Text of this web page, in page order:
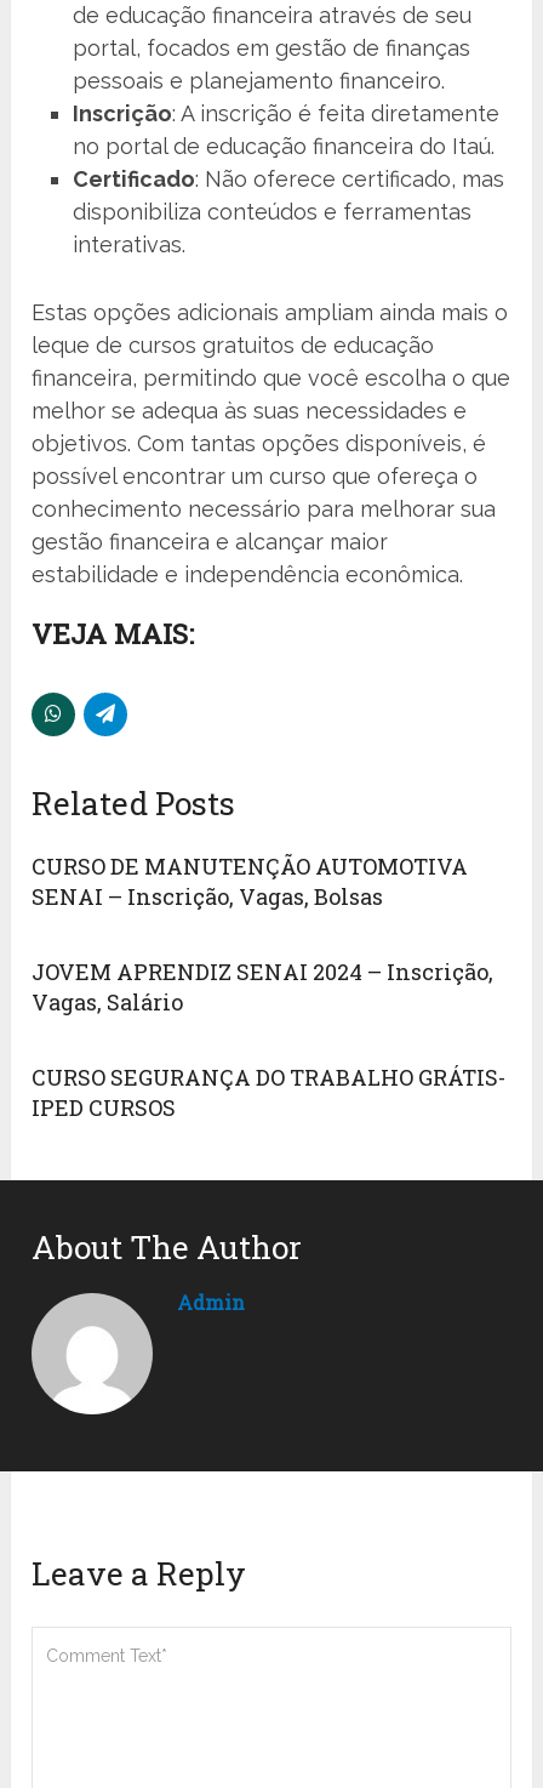
de educação financeira através de seu
portal, focados em gestão de finanças
pessoais e planejamento financeiro.
Inscrição: A inscrição é feita diretamente
no portal de educação financeira do Itaú.
Certificado: Não oferece certificado, mas
disponibiliza conteúdos e ferramentas
interativas.
Estas opções adicionais ampliam ainda mais o
leque de cursos gratuitos de educação
financeira, permitindo que você escolha o que
melhor se adequa às suas necessidades e
objetivos. Com tantas opções disponíveis, é
possível encontrar um curso que ofereça o
conhecimento necessário para melhorar sua
gestão financeira e alcançar maior
estabilidade e independência econômica.
VEJA MAIS:
Related Posts
CURSO DE MANUTENÇÃO AUTOMOTIVA
SENAI – Inscrição, Vagas, Bolsas
JOVEM APRENDIZ SENAI 2024 – Inscrição,
Vagas, Salário
CURSO SEGURANÇA DO TRABALHO GRÁTIS-
IPED CURSOS
About The Author
Admin
Leave a Reply